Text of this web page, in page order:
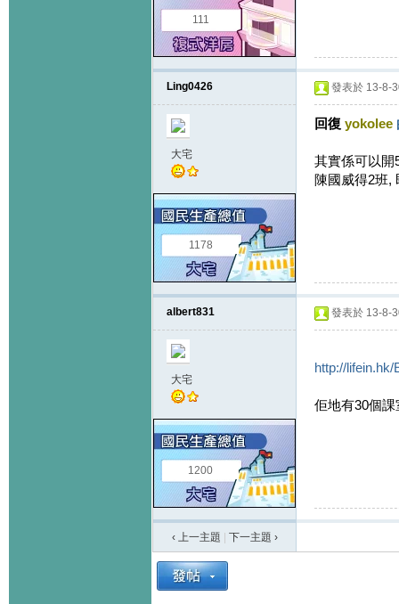
111
Ling0426
大宅
1178
發表於 13-8-
回復 yokolee
其實係可以開
陳國威得2班,
albert831
大宅
1200
發表於 13-8-
http://
佢地有30個
‹ 上一主題 下一主題 ›